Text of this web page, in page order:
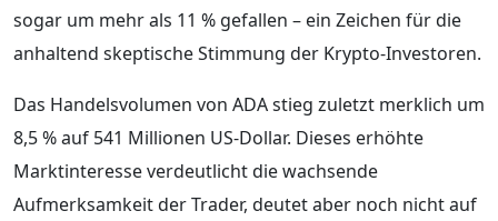
sogar um mehr als 11 % gefallen – ein Zeichen für die
anhaltend skeptische Stimmung der Krypto-Investoren.
Das Handelsvolumen von ADA stieg zuletzt merklich um
8,5 % auf 541 Millionen US-Dollar. Dieses erhöhte
Marktinteresse verdeutlicht die wachsende
Aufmerksamkeit der Trader, deutet aber noch nicht auf